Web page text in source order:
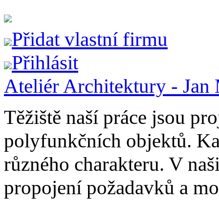
Přidat vlastní firmu
Přihlásit
Ateliér Architektury - Jan
Těžiště naší práce jsou
polyfunkčních objektů.
různého charakteru. V
propojení požadavků a